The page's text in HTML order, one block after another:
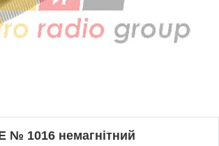
№ 1016 немагнітний